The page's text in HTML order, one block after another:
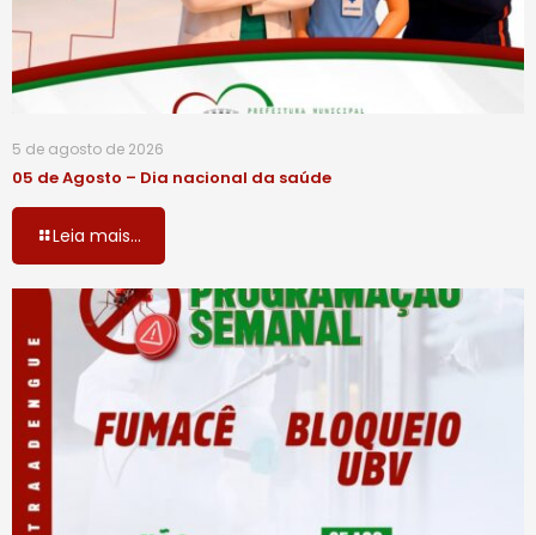
5 de agosto de 2026
05 de Agosto – Dia nacional da saúde
Leia mais...